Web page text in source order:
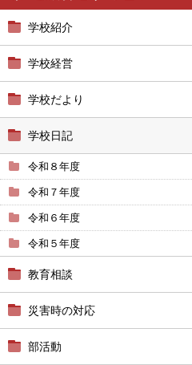
学校紹介
学校経営
学校だより
学校日記
令和８年度
令和７年度
令和６年度
令和５年度
教育相談
災害時の対応
部活動